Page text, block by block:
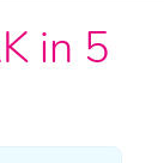
in 5